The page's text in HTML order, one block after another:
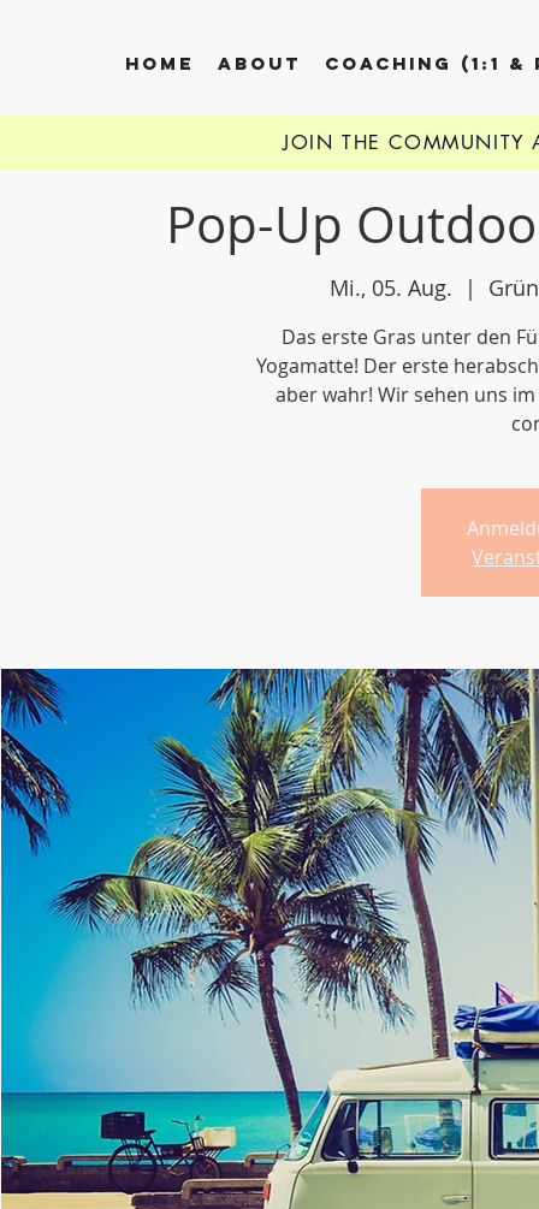
HOME ABOUT COACHING (1:1 &
Pop-Up
Mi., 05. Aug.
  |
Das erste Gras unter den
Yogamatte! Der erste
aber wahr! Wir sehen uns
JOIN THE COMMUNITY